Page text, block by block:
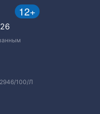
12+
100/Л